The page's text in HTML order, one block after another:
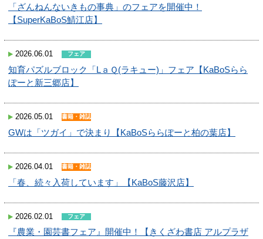
「ざんねんないきもの事典」のフェアを開催中！
【SuperKaBoS鯖江店】
2026.06.01 フェア
知育パズルブロック「LａＱ(ラキュー)」フェア【KaBoSらら
ぽーと新三郷店】
2026.05.01 書籍・雑誌
GWは「ツガイ」で決まり【KaBoSららぽーと柏の葉店】
2026.04.01 書籍・雑誌
「春、続々入荷しています」【KaBoS藤沢店】
2026.02.01 フェア
『農業・園芸書フェア』開催中！【きくざわ書店 アルプラザ